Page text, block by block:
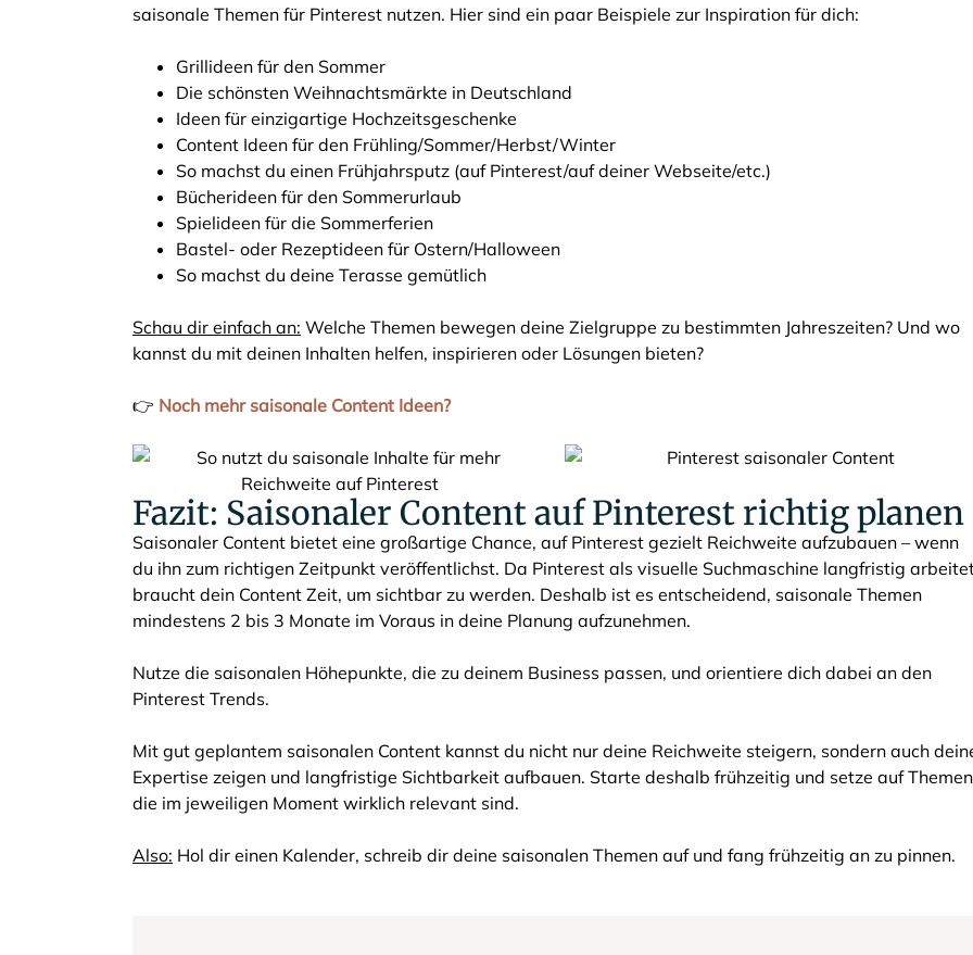
saisonale Themen für Pinterest nutzen. Hier sind ein paar Beispiele zur Inspiration für dich:
Grillideen für den Sommer
Die schönsten Weihnachtsmärkte in Deutschland
Ideen für einzigartige Hochzeitsgeschenke
Content Ideen für den Frühling/Sommer/Herbst/Winter
So machst du einen Frühjahrsputz (auf Pinterest/auf deiner Webseite/etc.)
Bücherideen für den Sommerurlaub
Spielideen für die Sommerferien
Bastel- oder Rezeptideen für Ostern/Halloween
So machst du deine Terasse gemütlich
Schau dir einfach an: Welche Themen bewegen deine Zielgruppe zu bestimmten Jahreszeiten? Und wo
kannst du mit deinen Inhalten helfen, inspirieren oder Lösungen bieten?
👉 Noch mehr saisonale Content Ideen?
Fazit: Saisonaler Content auf Pinterest richtig planen
Saisonaler Content bietet eine großartige Chance, auf Pinterest gezielt Reichweite aufzubauen – wenn
du ihn zum richtigen Zeitpunkt veröffentlichst. Da Pinterest als visuelle Suchmaschine langfristig
braucht dein Content Zeit, um sichtbar zu werden. Deshalb ist es entscheidend, saisonale Themen
mindestens 2 bis 3 Monate im Voraus in deine Planung aufzunehmen.
Nutze die saisonalen Höhepunkte, die zu deinem Business passen, und orientiere dich dabei an den
Pinterest Trends.
Mit gut geplantem saisonalen Content kannst du nicht nur deine Reichweite steigern, sondern auch
Expertise zeigen und langfristige Sichtbarkeit aufbauen. Starte deshalb frühzeitig und setze auf
die im jeweiligen Moment wirklich relevant sind.
Also: Hol dir einen Kalender, schreib dir deine saisonalen Themen auf und fang frühzeitig an zu pinnen.